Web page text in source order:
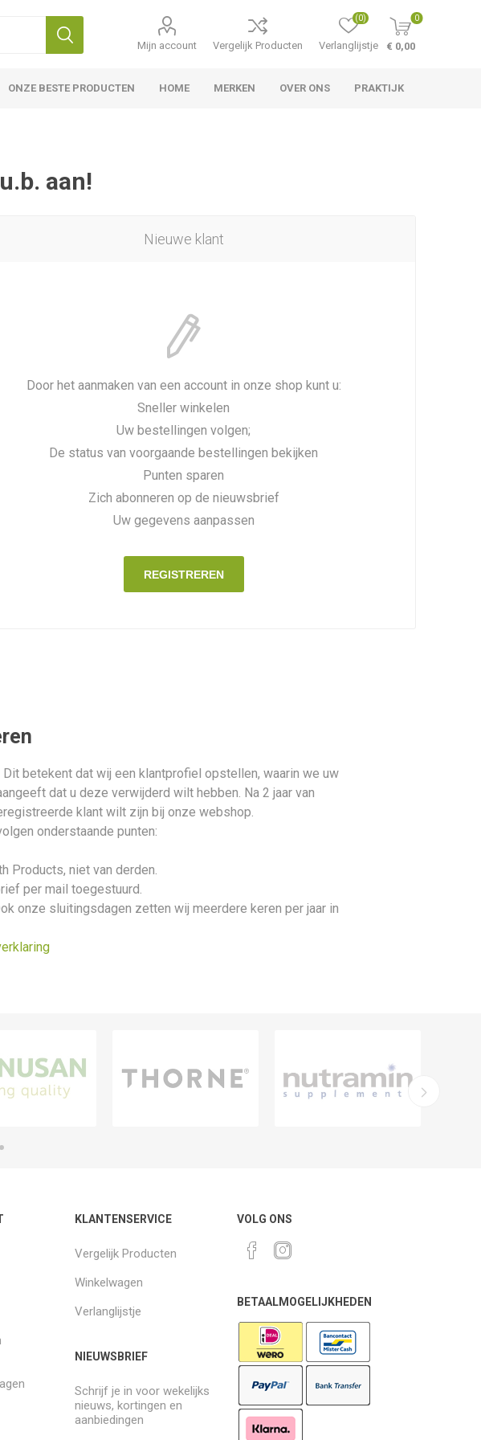
Mijn account Vergelijk Producten Verlanglijstje
(0) 0
€ 0,00
ONZE BESTE PRODUCTEN HOME MERKEN OVER ONS PRAKTIJK
aan!
Nieuwe klant
Door het aanmaken van een account in onze shop kunt u:
Sneller winkelen
Uw bestellingen volgen;
De status van voorgaande bestellingen bekijken
Punten sparen
Zich abonneren op de nieuwsbrief
Uw gegevens aanpassen
REGISTREREN
betekent dat wij een klantprofiel opstellen, waarin we uw
dat u deze verwijderd wilt hebben. Na 2 jaar van
klant wilt zijn bij onze webshop.
onderstaande punten:
Products, niet van derden.
per mail toegestuurd.
onze sluitingsdagen zetten wij meerdere keren per jaar in
KLANTENSERVICE
Vergelijk Producten
Winkelwagen
Verlanglijstje
NIEUWSBRIEF
Schrijf je in voor wekelijks
nieuws, kortingen en
aanbiedingen
VOLG ONS
BETAALMOGELIJKHEDEN